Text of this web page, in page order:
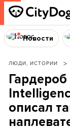
Новости
ЛЮДИ, ИСТОРИИ
описал